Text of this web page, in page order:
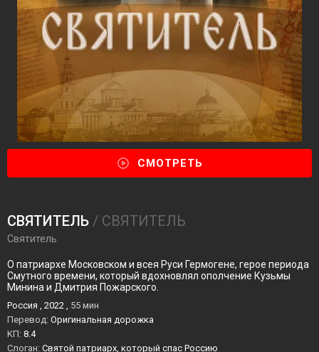
СМОТРЕТЬ
СВЯТИТЕЛЬ / СВЯТИТЕЛЬ
Святитель
О патриархе Московском и всея Руси Гермогене, герое периода
Смутного времени, который вдохновлял ополчение Кузьмы
Минина и Дмитрия Пожарского.
Россия , 2022 , 55 мин
Перевод: Оригинальная дорожка
KП: 8.4
Слоган: Святой патриарх, который спас Россию